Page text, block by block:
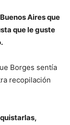
Aires que
que le guste
Borges sentía
recopilación